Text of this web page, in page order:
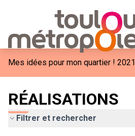
Mes idées pour mon quartier ! 2021
RÉALISATIONS
Filtrer et rechercher